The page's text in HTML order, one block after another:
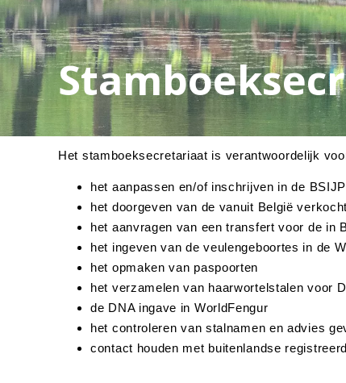
Het stamboeksecretariaat is verantwoordelijk
het aanpassen en/of inschrijven in de
het doorgeven van de vanuit België
het aanvragen van een transfert voor de in
het ingeven van de veulengeboortes in de
het opmaken van paspoorten
het verzamelen van haarwortelstalen voor
de DNA ingave in WorldFengur
het controleren van stalnamen en advies
contact houden met buitenlandse